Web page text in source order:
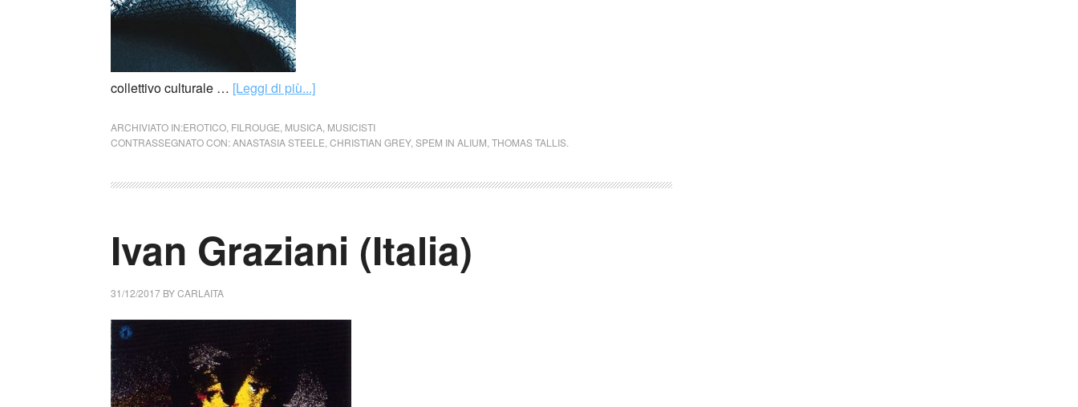
collettivo culturale … [Leggi di più...]
ARCHIVIATO IN:EROTICO FILROUGE MUSICA MUSICISTI
CONTRASSEGNATO CON:ANASTASIA STEELE CHRISTIAN GREY, SPEM IN ALIUM THOMAS TALLIS.
Ivan Graziani (Italia)
31/12/2017 BYCARLAITA